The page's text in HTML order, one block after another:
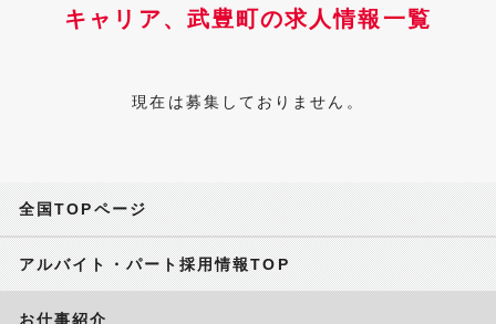
キャリア、武豊町の求人情報一覧
現在は募集しておりません。
全国TOPページ
アルバイト・パート採用情報TOP
お仕事紹介